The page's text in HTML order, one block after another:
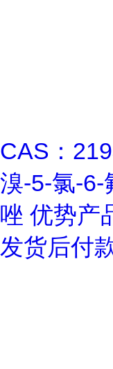
CAS：
溴-5-氯-6-
唑 优势产
发货后付